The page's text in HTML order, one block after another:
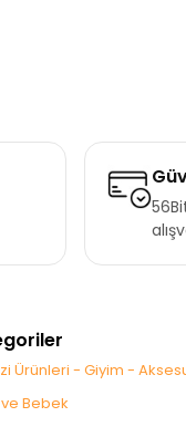
Ürünleri - Giyim -
Bebek